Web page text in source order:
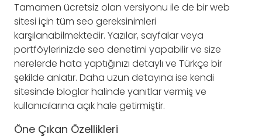
Tamamen ücretsiz olan versiyonu ile de bir web
sitesi için tüm seo gereksinimleri
karşılanabilmektedir. Yazılar, sayfalar veya
portföylerinizde seo denetimi yapabilir ve size
nerelerde hata yaptığınızı detaylı ve Türkçe bir
şekilde anlatır. Daha uzun detayına ise kendi
sitesinde bloglar halinde yanıtlar vermiş ve
kullanıcılarına açık hale getirmiştir.
Öne Çıkan Özellikleri